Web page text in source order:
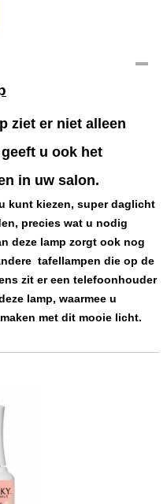
ziet er niet alleen
u ook het
in uw salon.
kunt kiezen, super daglicht
precies wat u nodig
deze lamp zorgt ook nog
tafellampen die op de
zit er een telefoonhouder
lamp, waarmee u
met dit mooie licht.